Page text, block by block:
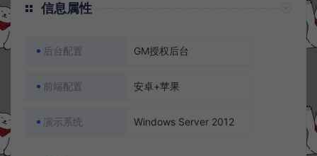
信息属性
后台配置 GM授权后台
前端配置 安卓+苹果
演示系统 Windows Server 2012